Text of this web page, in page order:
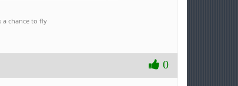
a chance to fly
0